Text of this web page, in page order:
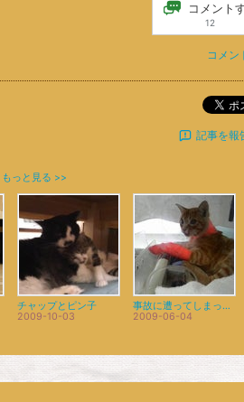
コメント
12
コメン
ポ
記事を報
もっと見る >>
チャップとピン子
2009-10-03
事故に遭ってしまった、ある猫のはなし。
2009-06-04